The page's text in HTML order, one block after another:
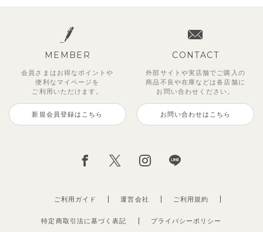
MEMBER
会員さまはお得なポイントや
便利な マイページを
ご利用いただけます。
新規会員登録はこちら
CONTACT
外部サイトや実店舗でご購入の
商品不良や在庫などは各店舗に
お問い合わせください。
お問い合わせはこちら
ご利用ガイド 運営会社
特定商取引法に基づく表記 プライバシーポリシー
ご利用規約